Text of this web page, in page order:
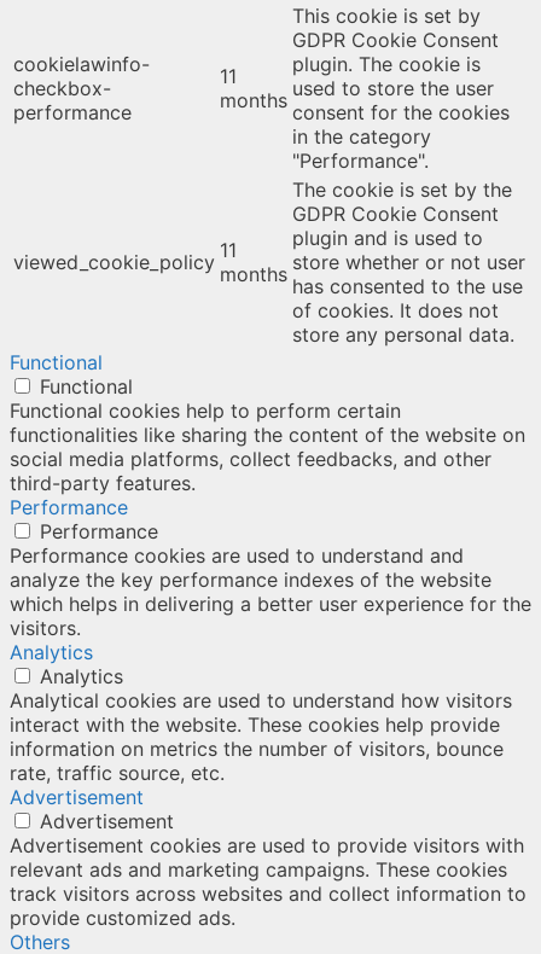
cookielawinfo-
checkbox-
performance
11
months
This cookie is set by
GDPR Cookie Consent
plugin. The cookie is
used to store the user
consent for the cookies
in the category
"Performance".
viewed_cookie_policy 11
months
The cookie is set by the
GDPR Cookie Consent
plugin and is used to
store whether or not user
has consented to the use
of cookies. It does not
store any personal data.
Functional
Functional
Functional cookies help to perform certain
functionalities like sharing the content of the website on
social media platforms, collect feedbacks, and other
third-party features.
Performance
Performance
Performance cookies are used to understand and
analyze the key performance indexes of the website
which helps in delivering a better user experience for the
visitors.
Analytics
Analytics
Analytical cookies are used to understand how visitors
interact with the website. These cookies help provide
information on metrics the number of visitors, bounce
rate, traffic source, etc.
Advertisement
Advertisement
Advertisement cookies are used to provide visitors with
relevant ads and marketing campaigns. These cookies
track visitors across websites and collect information to
provide customized ads.
Others